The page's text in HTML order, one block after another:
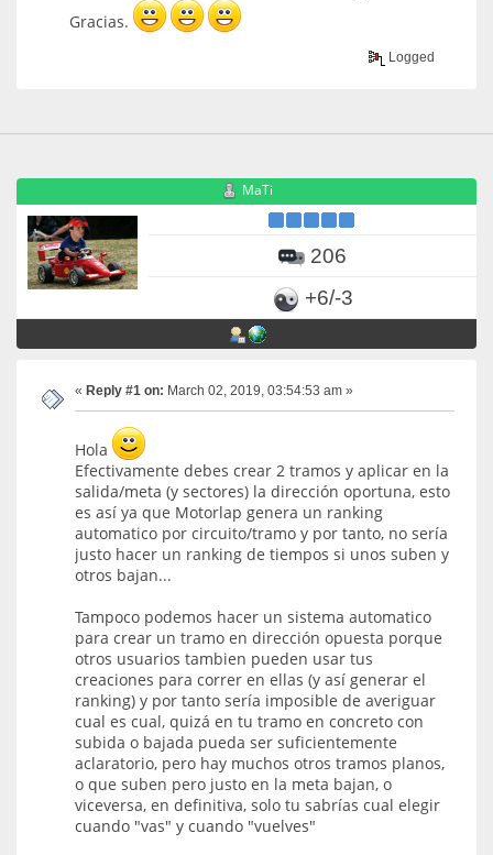
Gracias.
Logged
MaTi
206
+6/-3
« Reply #1 on: March 02, 2019, 03:54:53 am »
Hola
Efectivamente debes crear 2 tramos y aplicar en la
salida/meta (y sectores) la dirección oportuna, esto
es así ya que Motorlap genera un ranking
automatico por circuito/tramo y por tanto, no sería
justo hacer un ranking de tiempos si unos suben y
otros bajan...
Tampoco podemos hacer un sistema automatico
para crear un tramo en dirección opuesta porque
otros usuarios tambien pueden usar tus
creaciones para correr en ellas (y así generar el
ranking) y por tanto sería imposible de averiguar
cual es cual, quizá en tu tramo en concreto con
subida o bajada pueda ser suficientemente
aclaratorio, pero hay muchos otros tramos planos,
o que suben pero justo en la meta bajan, o
viceversa, en definitiva, solo tu sabrías cual elegir
cuando "vas" y cuando "vuelves"